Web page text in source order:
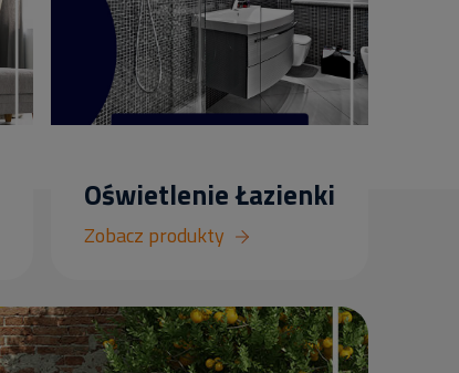
Oświetlenie Łazienki
Zobacz produkty